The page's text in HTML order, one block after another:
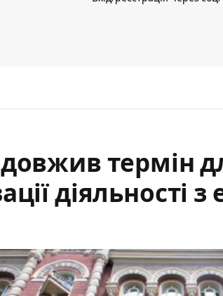
термін
діяльності